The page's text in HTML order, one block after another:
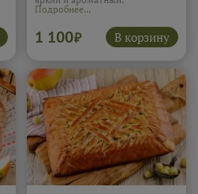
Подробнее...
1 100₽ В корзину